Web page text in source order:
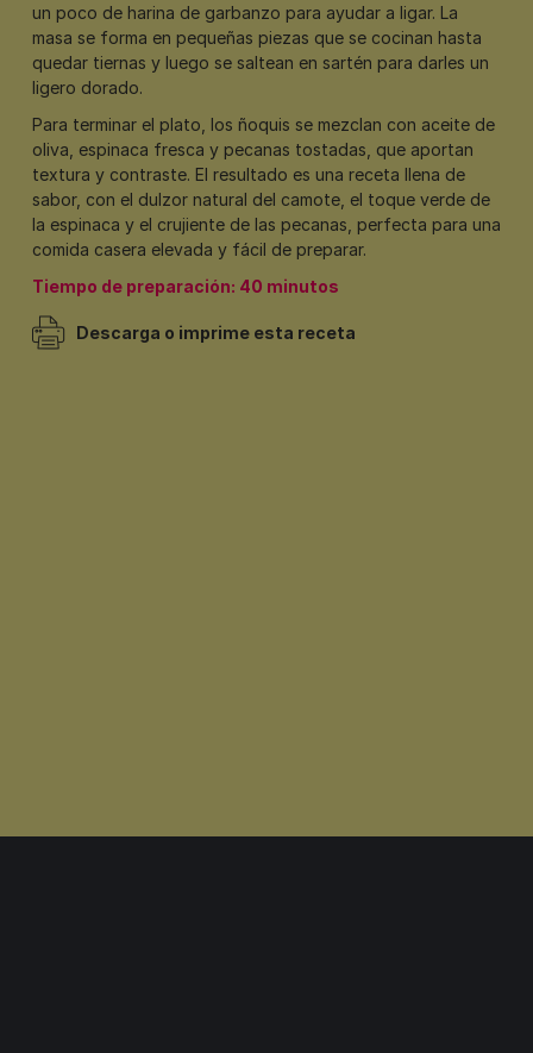
un poco de harina de garbanzo para ayudar a ligar. La
masa se forma en pequeñas piezas que se cocinan hasta
quedar tiernas y luego se saltean en sartén para darles un
ligero dorado.
Para terminar el plato, los ñoquis se mezclan con aceite de
oliva, espinaca fresca y pecanas tostadas, que aportan
textura y contraste. El resultado es una receta llena de
sabor, con el dulzor natural del camote, el toque verde de
la espinaca y el crujiente de las pecanas, perfecta para una
comida casera elevada y fácil de preparar.
Tiempo de preparación: 40 minutos
Descarga o imprime esta receta